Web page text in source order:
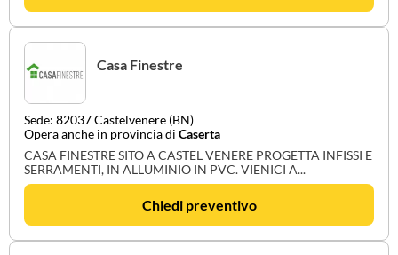
Casa Finestre
Sede: 82037 Castelvenere (BN)
Opera anche in provincia di Caserta
CASA FINESTRE SITO A CASTEL VENERE PROGETTA INFISSI E
SERRAMENTI, IN ALLUMINIO IN PVC. VIENICI A...
Chiedi preventivo